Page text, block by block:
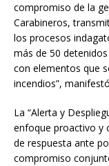
compromiso de la
Carabineros,
los procesos
más de 50
con elementos que
incendios”,
La “Alerta y
enfoque proactivo y
de respuesta ante
compromiso